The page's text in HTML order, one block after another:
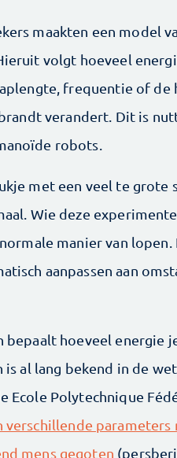
maakten een model
volgt hoeveel
frequentie of de
verandert. Dit is
robots.
met een veel te
Wie deze
manier van
aanpassen aan
bepaalt hoeveel
is al lang bekend in de
Ecole Polytechnique
verschillende parameters
mens gegoten